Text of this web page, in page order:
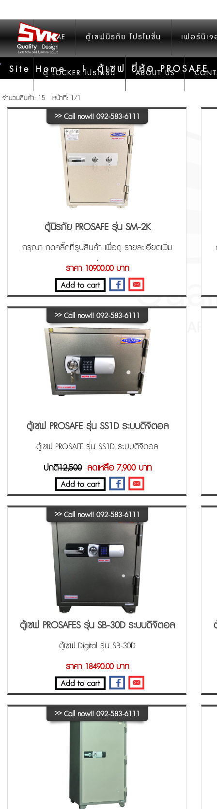
HOME ตู้เซฟนิรภัย โปรโมชั่น เฟอร์นิเ
ตู้ LOCKER โปรโมชั่น ABOUT US
Site Home|ตู้เซฟ ยี่ห้อ PROSAFE
จำนวนสินค้า: 15 หน้าที่: 1/1
>> Call now!! 092-583-6111
ตู้นิรภัย PROSAFE รุ่น SM-2K
กรุณา กดคลิ๊กที่รูปสินค้า เพื่อดู รายละเอียดเพิ่ม
เติ่ม
ราคา 10900.00 บาท
>> Call now!! 092-583-6111
ตู้เซฟ PROSAFE รุ่น SS1D ระบบดิจิตอล
ตู้เซฟ PROSAFE รุ่น SS1D ระบบดิจิตอล
ปกติ12,500 ลดเหลือ 7,900 บาท
>> Call now!! 092-583-6111
ตู้เซฟ PROSAFES รุ่น SB-30D ระบบดิจิตอล
ตู้เซฟ Digital รุ่น SB-30D
ราคา 18490.00 บาท
>> Call now!! 092-583-6111